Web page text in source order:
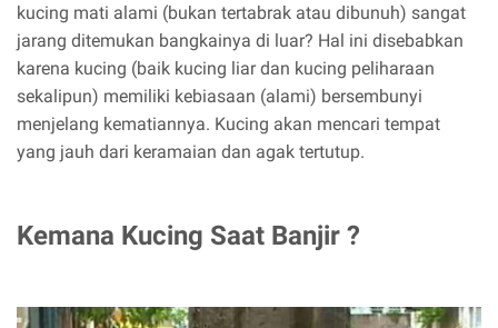
kucing mati alami (bukan tertabrak atau dibunuh) sangat
jarang ditemukan bangkainya di luar? Hal ini disebabkan
karena kucing (baik kucing liar dan kucing peliharaan
sekalipun) memiliki kebiasaan (alami) bersembunyi
menjelang kematiannya. Kucing akan mencari tempat
yang jauh dari keramaian dan agak tertutup.
Kemana Kucing Saat Banjir ?